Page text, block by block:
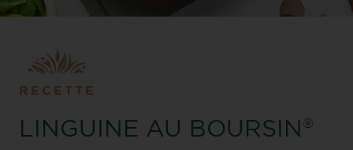
RECETTE
LINGUINE AU BOURSIN ®